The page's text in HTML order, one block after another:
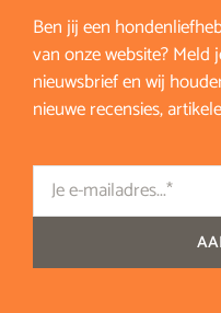
Ben jij een
van onze website? Meld
nieuwsbrief en wij
nieuwe recensies,
Email